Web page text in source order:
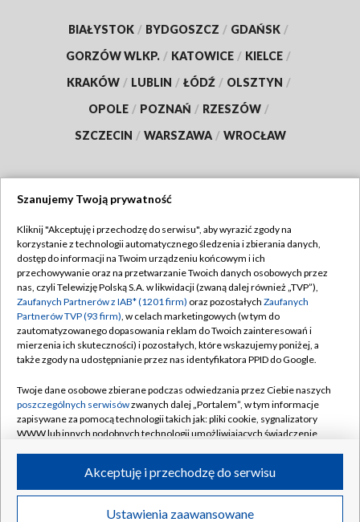
BIAŁYSTOK / BYDGOSZCZ / GDAŃSK /
GORZÓW WLKP. / KATOWICE / KIELCE /
KRAKÓW / LUBLIN / ŁÓDŹ / OLSZTYN /
OPOLE / POZNAŃ / RZESZÓW /
SZCZECIN / WARSZAWA / WROCŁAW
TVP
Abonament TVP
Emisja w TVP
Centrum informacji TVP
Naziemna Telewizja Cyfrowa
Rada Programowa
System NOS
Informacje o nadawcy
Program dla prasy
Regulamin TVP
Polityka prywatności
Moje zgody
Pomoc
Kontakt
Kanały
©2026 Telewizja Polska S.A. w likwidacji
Szanujemy Twoją prywatność
Kliknij "Akceptuję i przechodzę do serwisu", aby wyrazić zgody na
korzystanie z technologii automatycznego śledzenia i zbierania danych,
dostęp do informacji na Twoim urządzeniu końcowym i ich
przechowywanie oraz na przetwarzanie Twoich danych osobowych przez
nas, czyli Telewizję Polską S.A. w likwidacji (zwaną dalej również „TVP”),
Zaufanych Partnerów z IAB* (1201 firm) oraz pozostałych Zaufanych
Partnerów TVP (93 firm), w celach marketingowych (w tym do
zautomatyzowanego dopasowania reklam do Twoich zainteresowań i
mierzenia ich skuteczności) i pozostałych, które wskazujemy poniżej, a
także zgody na udostępnianie przez nas identyfikatora PPID do Google.
Twoje dane osobowe zbierane podczas odwiedzania przez Ciebie naszych
poszczególnych serwisówzwanych dalej „Portalem”, w tym informacje
zapisywane za pomocą technologii takich jak: pliki cookie, sygnalizatory
WWW lub innych podobnych technologii umożliwiających świadczenie
ruchu w Internecie.
Twoje dane osobowe zbierane podczas odwiedzania przez Ciebie
Ustawienia zaawansowane
Akceptuję i przechodzę do serwisu